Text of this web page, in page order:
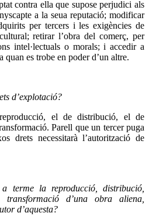
contra ella que supose perjudici als
a la seua reputació; modificar
per tercers i les exigències de
retirar l’obra del comerç, per
intel·lectuals o morals; i accedir a
quan es trobe en poder d’un altre.
d’explotació?
el de distribució, el de
Parell que un tercer puga
drets necessitarà l’autorització de
terme la reproducció, distribució,
d’una obra aliena,
d’aquesta?